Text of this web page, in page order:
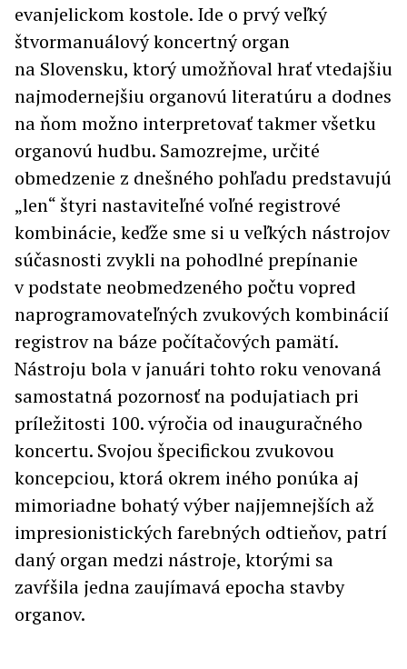
evanjelickom kostole. Ide o prvý veľký
štvormanuálový koncertný organ
na Slovensku, ktorý umožňoval hrať vtedajšiu
najmodernejšiu organovú literatúru a dodnes
na ňom možno interpretovať takmer všetku
organovú hudbu. Samozrejme, určité
obmedzenie z dnešného pohľadu predstavujú
„len“ štyri nastaviteľné voľné registrové
kombinácie, keďže sme si u veľkých nástrojov
súčasnosti zvykli na pohodlné prepínanie
v podstate neobmedzeného počtu vopred
naprogramovateľných zvukových kombinácií
registrov na báze počítačových pamätí.
Nástroju bola v januári tohto roku venovaná
samostatná pozornosť na podujatiach pri
príležitosti 100. výročia od inauguračného
koncertu. Svojou špecifickou zvukovou
koncepciou, ktorá okrem iného ponúka aj
mimoriadne bohatý výber najjemnejších až
impresionistických farebných odtieňov, patrí
daný organ medzi nástroje, ktorými sa
zavŕšila jedna zaujímavá epocha stavby
organov.